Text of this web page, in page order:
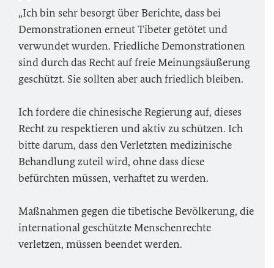
„Ich bin sehr besorgt über Berichte, dass bei
Demonstrationen erneut Tibeter getötet und
verwundet wurden. Friedliche Demonstrationen
sind durch das Recht auf freie Meinungsäußerung
geschützt. Sie sollten aber auch friedlich bleiben.
Ich fordere die chinesische Regierung auf, dieses
Recht zu respektieren und aktiv zu schützen. Ich
bitte darum, dass den Verletzten medizinische
Behandlung zuteil wird, ohne dass diese
befürchten müssen, verhaftet zu werden.
Maßnahmen gegen die tibetische Bevölkerung, die
international geschützte Menschenrechte
verletzen, müssen beendet werden.